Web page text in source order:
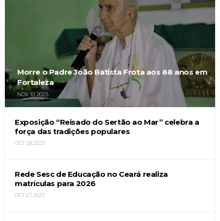
Morre o Padre João Batista Frota aos 88 anos em
Fortaleza
NOV 10, 2025
Exposição “Reisado do Sertão ao Mar” celebra a
força das tradições populares
OCT 28, 2025
Rede Sesc de Educação no Ceará realiza
matrículas para 2026
OCT 27, 2025